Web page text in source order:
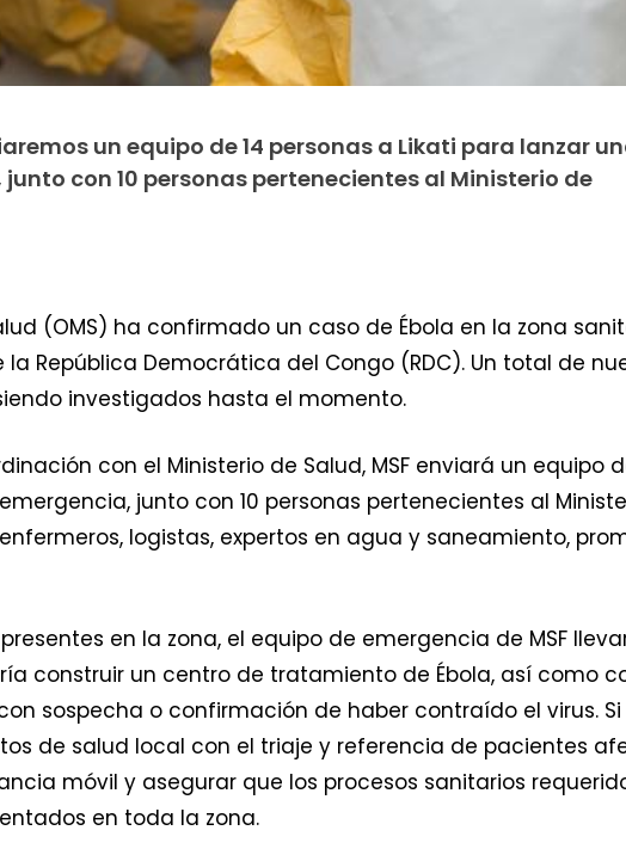
un equipo de 14 personas a Likati para lanzar
con 10 personas pertenecientes al Ministerio de
(OMS) ha confirmado un caso de Ébola en la zona
la República Democrática del Congo (RDC). Un total de
investigados hasta el momento.
con el Ministerio de Salud, MSF enviará un equipo
junto con 10 personas pertenecientes al
logistas, expertos en agua y saneamiento,
en la zona, el equipo de emergencia de MSF
construir un centro de tratamiento de Ébola, así como
sospecha o confirmación de haber contraído el virus. Si
de salud local con el triaje y referencia de pacientes
móvil y asegurar que los procesos sanitarios
en toda la zona.